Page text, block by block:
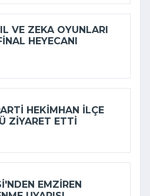
VE ZEKA OYUNLARI
HEYECANI
HEKIMHAN İLÇE
ZIYARET ETTI
EMZIREN